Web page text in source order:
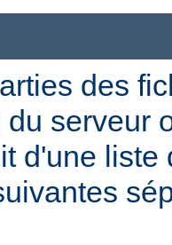
des
serveur
d'une liste